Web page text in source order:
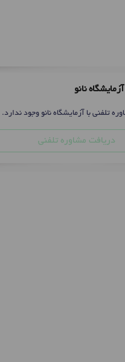
نانو
تلفنی با آزمایشگاه نانو وجود ندارد.
دریافت مشاوره تلفنی